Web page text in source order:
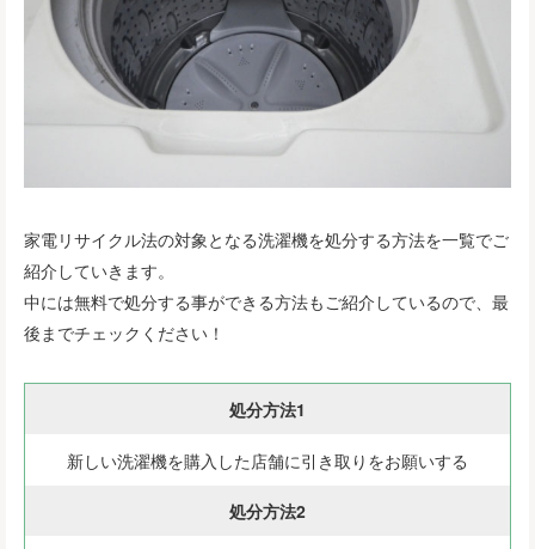
家電リサイクル法の対象となる洗濯機を処分する方法を一覧でご
紹介していきます。
中には無料で処分する事ができる方法もご紹介しているので、最
後までチェックください！
処分方法1
新しい洗濯機を購入した店舗に引き取りをお願いする
処分方法2